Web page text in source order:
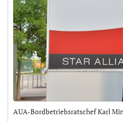
AUA-Bordbetriebsratschef Karl